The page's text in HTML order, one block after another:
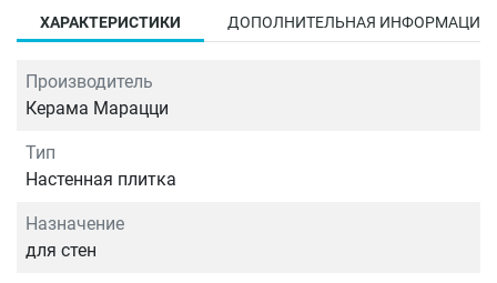
ХАРАКТЕРИСТИКИ ДОПОЛНИТЕЛЬНАЯ ИНФОРМАЦИЯ
Производитель
Керама Марацци
Тип
Настенная плитка
Назначение
для стен